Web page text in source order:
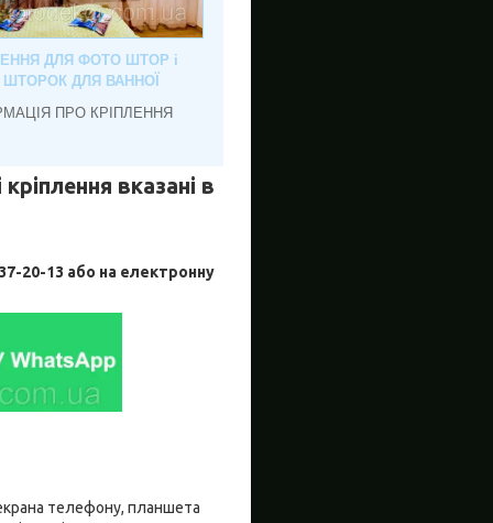
ДЛЯ ФОТО ШТОР і
ШТОРОК ДЛЯ ВАННОЇ
ПРО КРІПЛЕННЯ
вказані в
13 або на електронну
телефону, планшета